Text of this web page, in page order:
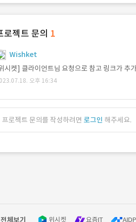
로젝트 문의 1
Wishket
시켓] 클라이언트님 요청으로 참고 링크가 추
오후 16:34
프로젝트 문의를 작성하려면 로그인 해주세요.
체보기 위시켓 요즘IT